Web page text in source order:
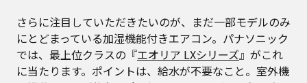
さらに注目していただきたいのが、まだ一部モデルのみ
にとどまっている加湿機能付きエアコン。パナソニック
では、最上位クラスの『エオリア LXシリーズ』がこれ
に当たります。ポイントは、給水が不要なこと。室外機